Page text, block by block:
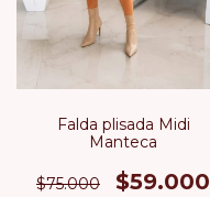
Falda plisada Midi
Manteca
$75.000 $59.000